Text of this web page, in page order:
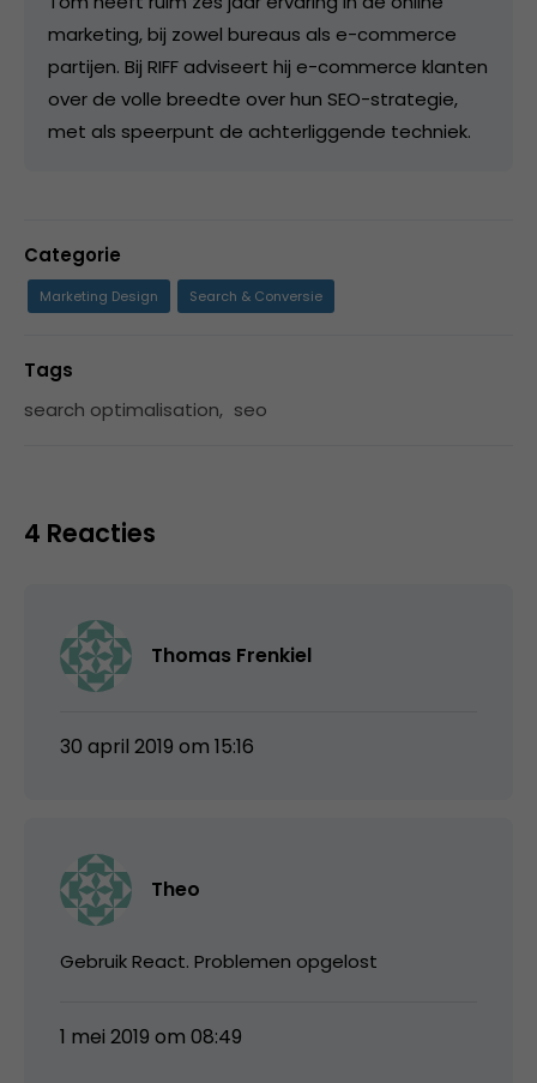
marketing, bij zowel bureaus als e-commerce
partijen. Bij RIFF adviseert hij e-commerce klanten
over de volle breedte over hun SEO-strategie,
met als speerpunt de achterliggende techniek.
Categorie
Marketing Design Search & Conversie
Tags
search optimalisation, seo
4 Reacties
Thomas Frenkiel
30 april 2019 om 15:16
Theo
Gebruik React. Problemen opgelost
1 mei 2019 om 08:49